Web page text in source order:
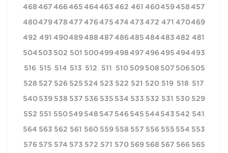
457
458
459
460
461
462
463
464
465
466
467
468
469
470
471
472
473
474
475
476
477
478
479
480
481
482
483
484
485
486
487
488
489
490
491
492
493
494
495
496
497
498
499
500
501
502
503
504
505
506
507
508
509
510
511
512
513
514
515
516
517
518
519
520
521
522
523
524
525
526
527
528
529
530
531
532
533
534
535
536
537
538
539
540
541
542
543
544
545
546
547
548
549
550
551
552
553
554
555
556
557
558
559
560
561
562
563
564
565
566
567
568
569
570
571
572
573
574
575
576